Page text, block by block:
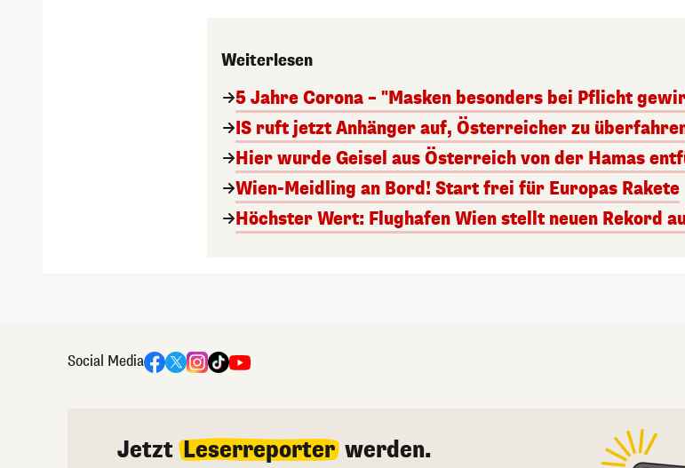
Weiterlesen
5 Jahre Corona – "Masken besonders bei Pflicht
IS ruft jetzt Anhänger auf, Österreicher zu
Hier wurde Geisel aus Österreich von der Hamas
Wien-Meidling an Bord! Start frei für Europas Rakete
Höchster Wert: Flughafen Wien stellt neuen Rekord
Social Media
Jetzt Leserreporter werden.